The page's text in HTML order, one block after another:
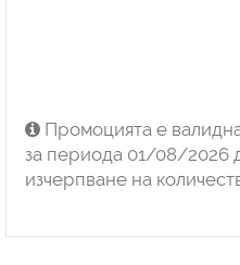
Промоцията е
за периода 01/08/2026
изчерпване на